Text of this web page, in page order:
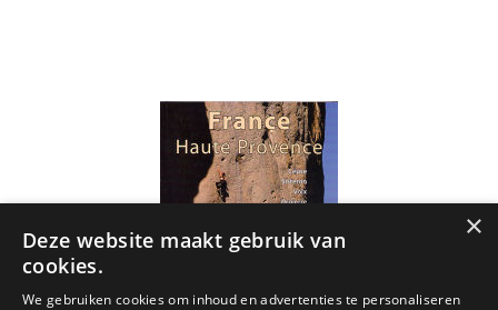
×
Deze website maakt gebruik van
cookies.
We gebruiken cookies om inhoud en advertenties te personaliseren